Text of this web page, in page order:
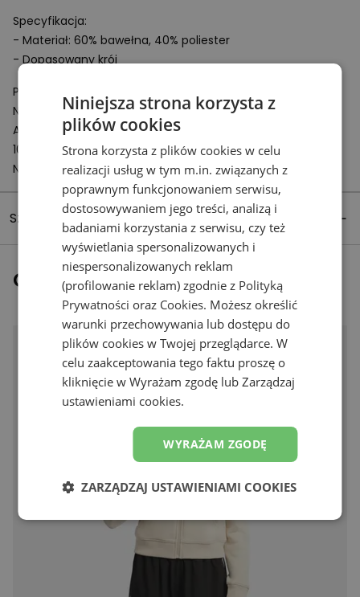
Specyfikacja:
- Materiał: 60% bawełna, 40% poliester
- Dopasowany krój
Podmiot odpowiedzialny:
New Balance Europe BV
A-Factorij, Pilotenstraat 35 – 45
1059 CH Amsterdam
Netherlands
Szczegóły produktu
Ostatnio oglądane
Niniejsza strona korzysta z
plików cookies
Strona korzysta z plików cookies w celu
realizacji usług w tym m.in. związanych z
poprawnym funkcjonowaniem serwisu,
dostosowywaniem jego treści, analizą i
badaniami korzystania z serwisu, czy też
wyświetlania spersonalizowanych i
niespersonalizowanych reklam
(profilowanie reklam) zgodnie z Polityką
Prywatności oraz Cookies. Możesz określić
warunki przechowywania lub dostępu do
plików cookies w Twojej przeglądarce. W
celu zaakceptowania tego faktu proszę o
kliknięcie w Wyrażam zgodę lub Zarządzaj
ustawieniami cookies.
WYRAŻAM ZGODĘ
ZARZĄDZAJ USTAWIENIAMI COOKIES